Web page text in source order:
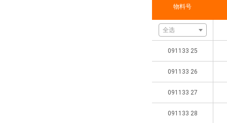
物料号
全选
091133 25
091133 26
091133 27
091133 28